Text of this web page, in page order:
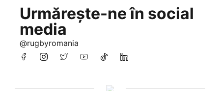
Urmărește-ne în social
media
@rugbyromania